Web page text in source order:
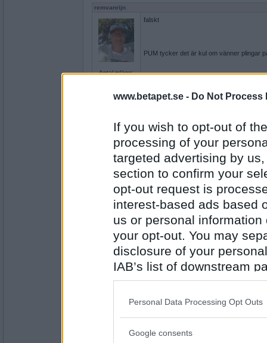
www.betapet.se - Do Not Process
If you wish to opt-out of
processing of your
targeted advertising by
section to confirm your
opt-out request is
interest-based ads based
us or personal
your opt-out. You may
disclosure of your
IAB’s list of downstream
also be disclosed by us
Downstream Participants
Please note that this
Personal Data Processing Opt Outs
Google consents
remvanrijn
Antal inlägg:
falskt
PUM tycker det är kul om vänner plingar
Ceckes
Antal inlägg:
3734
Blir PÖM stressad o känner sig jagad o
Sant (tror jag att jag räknat ut......)
PUM sov när jag skrev det här inlägget